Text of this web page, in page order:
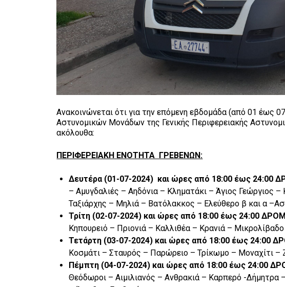
Ανακοινώνεται ότι για την επόμενη εβδομάδα (από 01 έως
Αστυνομικών Μονάδων της Γενικής Περιφερειακής
ακόλουθα:
ΠΕΡΙΦΕΡΕΙΑΚΗ ΕΝΟΤΗΤΑ ΓΡΕΒΕΝΩΝ:
Δευτέρα (01-07-2024) και ώρες από 18:00 έως 24:00
– Αμυγδαλιές – Αηδόνια – Κληματάκι – Άγιος Γεώργιος
Ταξιάρχης – Μηλιά – Βατόλακκος – Ελεύθερο β και α
Τρίτη (02-07-2024) και ώρες από 18:00 έως 24:00
Κηπουρειό – Πριονιά – Καλλιθέα – Κρανιά –
Τετάρτη (03-07-2024) και ώρες από 18:00 έως 24:00
Κοσμάτι – Σταυρός – Παρώρειο – Τρίκωμο – Μοναχίτι –
Πέμπτη (04-07-2024) και ώρες από 18:00 έως 24:00
Θεόδωροι – Αιμιλιανός – Ανθρακιά – Καρπερό -Δήμητρα